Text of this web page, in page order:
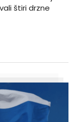
štiri drzne